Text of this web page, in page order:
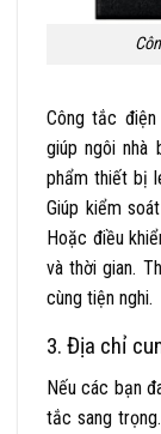
Công tắc
giúp ngôi nhà
phẩm thiết bị
Giúp kiểm
Hoặc điều
và thời gian.
cùng tiện nghi.
3. Địa chỉ
Nếu các bạn
tắc sang